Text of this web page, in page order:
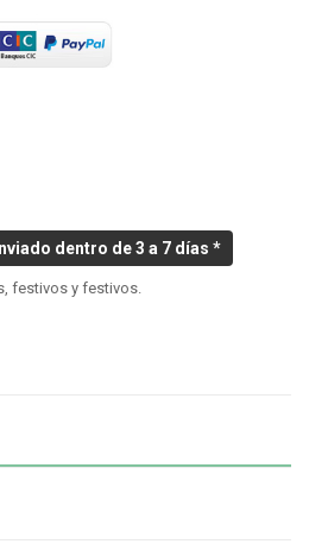
dentro de 3 a 7 días *
festivos y festivos.